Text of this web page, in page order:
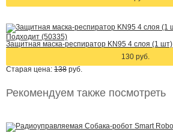
Подходит (50335)
Защитная маска-респиратор KN95 4 слоя (1 шт)
130 руб.
Старая цена: 138 руб.
Рекомендуем также посмотреть